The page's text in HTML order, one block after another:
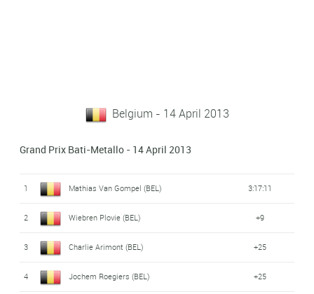
Belgium - 14 April 2013
Grand Prix Bati-Metallo - 14 April 2013
1 Mathias Van Gompel (BEL) 3:17:11
2 Wiebren Plovie (BEL) +9
3 Charlie Arimont (BEL) +25
4 Jochem Roegiers (BEL) +25